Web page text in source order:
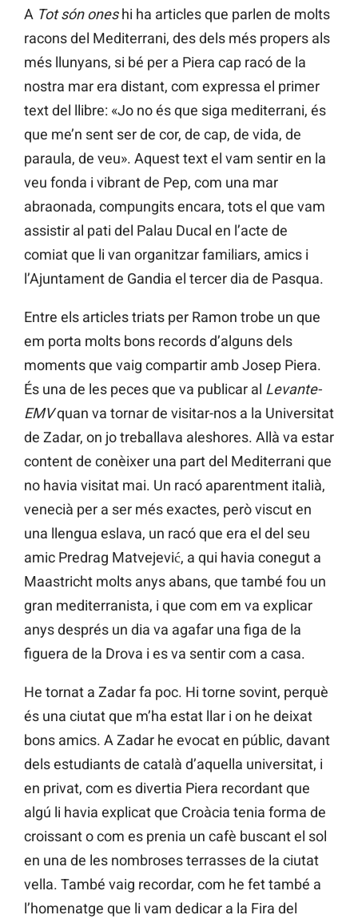
A Tot són oneshi ha articles que parlen de molts
racons del Mediterrani, des dels més propers als
més llunyans, si bé per a Piera cap racó de la
nostra mar era distant, com expressa el primer
text del llibre: «Jo no és que siga mediterrani, és
que me’n sent ser de cor, de cap, de vida, de
paraula, de veu». Aquest text el vam sentir en la
veu fonda i vibrant de Pep, com una mar
abraonada, compungits encara, tots el que vam
assistir al pati del Palau Ducal en l’acte de
comiat que li van organitzar familiars, amics i
l’Ajuntament de Gandia el tercer dia de Pasqua.
Entre els articles triats per Ramon trobe un que
em porta molts bons records d’alguns dels
moments que vaig compartir amb Josep Piera.
És una de les peces que va publicar al Levante-
EMVquan va tornar de visitar-nos a la Universitat
de Zadar, on jo treballava aleshores. Allà va estar
content de conèixer una part del Mediterrani que
no havia visitat mai. Un racó aparentment italià,
venecià per a ser més exactes, però viscut en
una llengua eslava, un racó que era el del seu
amic Predrag Matvejević, a qui havia conegut a
Maastricht molts anys abans, que també fou un
gran mediterranista, i que com em va explicar
anys després un dia va agafar una figa de la
figuera de la Drova i es va sentir com a casa.
He tornat a Zadar fa poc. Hi torne sovint, perquè
és una ciutat que m’ha estat llar i on he deixat
bons amics. A Zadar he evocat en públic, davant
dels estudiants de català d’aquella universitat, i
en privat, com es divertia Piera recordant que
algú li havia explicat que Croàcia tenia forma de
croissant o com es prenia un cafè buscant el sol
en una de les nombroses terrasses de la ciutat
vella. També vaig recordar, com he fet també a
l’homenatge que li vam dedicar a la Fira del